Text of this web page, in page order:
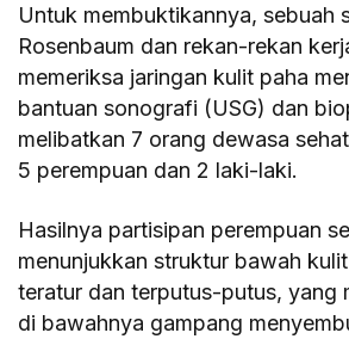
Untuk membuktikannya, sebuah
Rosenbaum dan rekan-rekan
memeriksa jaringan kulit paha
bantuan sonografi (USG) dan
melibatkan 7 orang dewasa
5 perempuan dan 2 laki-laki.
Hasilnya partisipan perempuan
menunjukkan struktur bawah
teratur dan terputus-putus, yang
di bawahnya gampang